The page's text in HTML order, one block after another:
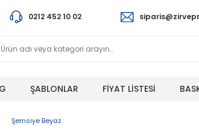
0212 452 10 02
ŞABLONLAR FİYAT LİSTESİ
Şemsiye Beyaz